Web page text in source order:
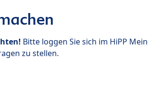
Bitte loggen Sie sich im HiPP Mein
zu stellen.